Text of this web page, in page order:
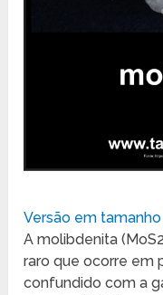
Versão em
A molibdenita
raro que ocorre em
confundido com a